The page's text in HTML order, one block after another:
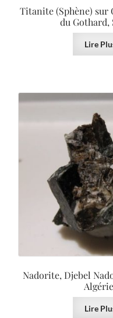
Titanite (Sphène) sur
du Gothard,
Lire
Nadorite, Djebel
Lire